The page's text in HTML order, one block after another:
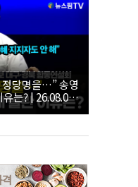
당명을…” 송영
는? | 26.08.09
원 후보 대구·경